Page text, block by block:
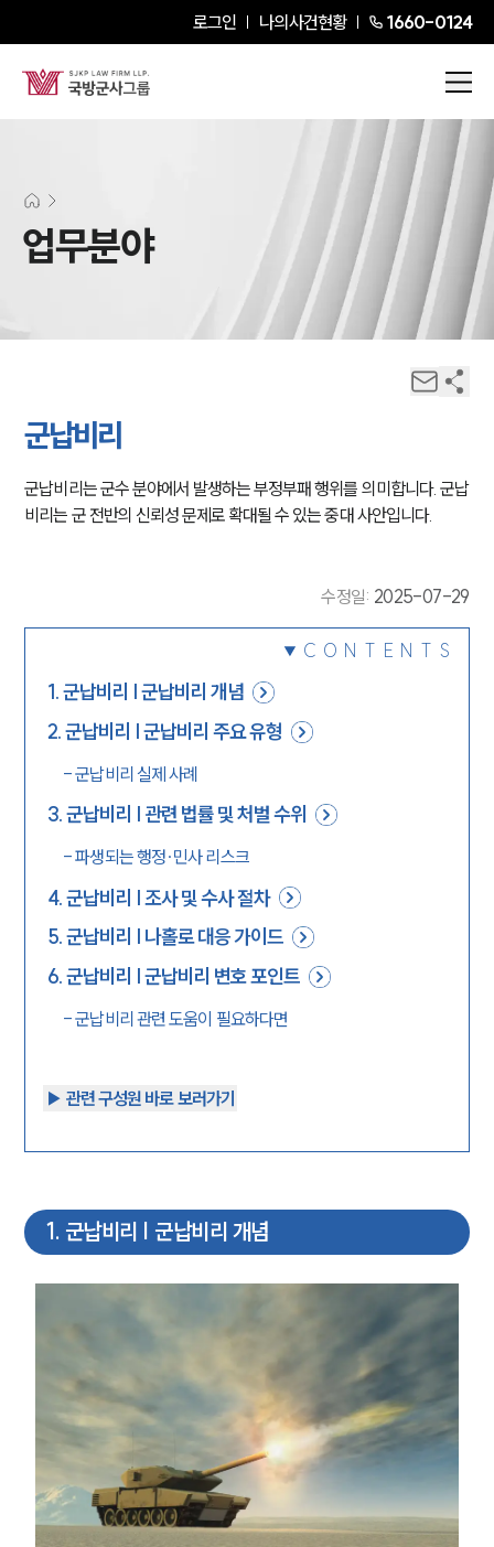
로그인 나의사건현황 1660-0124
업무분야
군납비리
군납비리는 군수 분야에서 발생하는 부정부패 행위를 의미합니다. 군납
비리는 군 전반의 신뢰성 문제로 확대될 수 있는 중대 사안입니다.
수정일: 2025-07-29
CONTENTS
1.군납비리 | 군납비리 개념
2.군납비리 | 군납비리 주요 유형
-군납비리 실제 사례
3.군납비리 | 관련 법률 및 처벌 수위
-파생되는 행정∙민사 리스크
4.군납비리 | 조사 및 수사 절차
5.군납비리 | 나홀로 대응 가이드
6.군납비리 | 군납비리 변호 포인트
-군납비리 관련 도움이 필요하다면
▶︎ 관련 구성원 바로 보러가기
1 . 군납비리 | 군납비리 개념